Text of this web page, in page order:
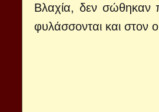
Βλαχία, δεν σώθηκαν
φυλάσσονται και